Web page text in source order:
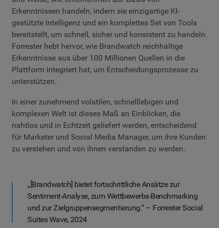
Erkenntnissen handeln, indem sie einzigartige KI-
gestützte Intelligenz und ein komplettes Set von Tools
bereitstellt, um schnell, sicher und konsistent zu handeln.
Forrester hebt hervor, wie Brandwatch reichhaltige
Erkenntnisse aus über 100 Millionen Quellen in die
Plattform integriert hat, um Entscheidungsprozesse zu
unterstützen.
In einer zunehmend volatilen, schnelllebigen und
komplexen Welt ist dieses Maß an Einblicken, die
nahtlos und in Echtzeit geliefert werden, entscheidend
für Marketer und Social Media Manager, um ihre Kunden
zu verstehen und von ihnen verstanden zu werden.
„[Brandwatch] bietet fortschrittliche Ansätze zur
Sentiment-Analyse, zum Wettbewerbs-Benchmarking
und zur Zielgruppensegmentierung.“ – Forrester Social
Suites Wave, 2024